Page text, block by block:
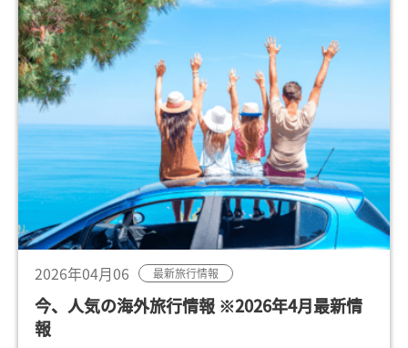
2026年04月06 最新旅行情報
今、人気の海外旅行情報 ※2026年4月最新情
報